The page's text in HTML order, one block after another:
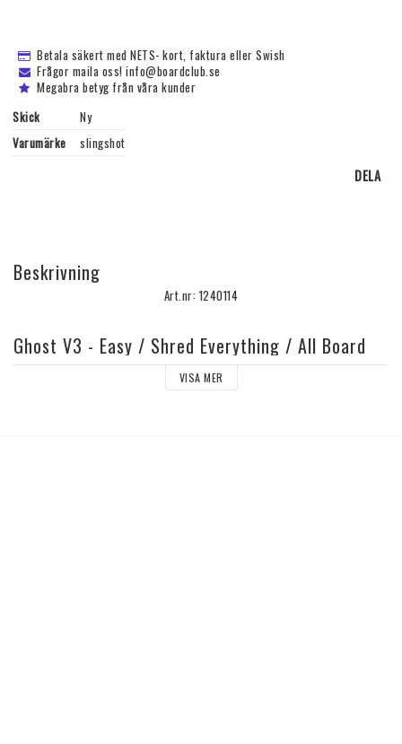
Betala säkert med NETS- kort, faktura eller Swish
Frågor maila oss! info@boardclub.se
Megabra betyg från våra kunder
Skick
Ny
Varumärke
slingshot
DELA
Beskrivning
Art.nr: 1240114
Ghost V3 - Easy / Shred Everything / All Board
VISA MER